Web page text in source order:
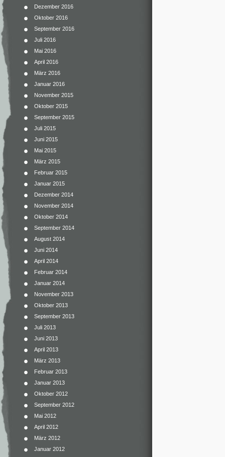
Dezember 2016
Oktober 2016
September 2016
Juli 2016
Mai 2016
April 2016
März 2016
Januar 2016
November 2015
Oktober 2015
September 2015
Juli 2015
Juni 2015
Mai 2015
März 2015
Februar 2015
Januar 2015
Dezember 2014
November 2014
Oktober 2014
September 2014
August 2014
Juni 2014
April 2014
Februar 2014
Januar 2014
November 2013
Oktober 2013
September 2013
Juli 2013
Juni 2013
April 2013
März 2013
Februar 2013
Januar 2013
Oktober 2012
September 2012
Mai 2012
April 2012
März 2012
Januar 2012